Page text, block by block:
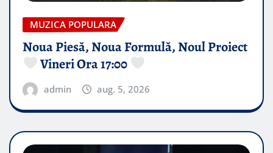
MUZICA POPULARA
Noua Piesă, Noua Formulă, Noul Proiect
Vineri Ora 17:00
admin aug. 5, 2026